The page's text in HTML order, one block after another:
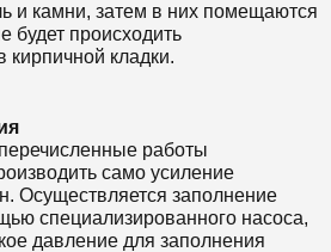
и камни, затем в них помещаются
будет происходить
кладки.
работы
само усиление
Осуществляется заполнение
специализированного насоса,
давление для заполнения